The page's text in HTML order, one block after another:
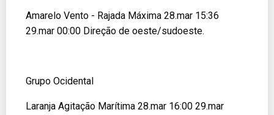
Amarelo Vento - Rajada Máxima 28.mar 15:36
29.mar 00:00 Direção de oeste/sudoeste.
Grupo Ocidental
Laranja Agitação Marítima 28.mar 16:00 29.mar